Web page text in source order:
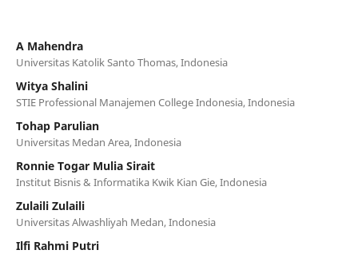
A Mahendra
Universitas Katolik Santo Thomas, Indonesia
Witya Shalini
STIE Professional Manajemen College Indonesia, Indonesia
Tohap Parulian
Universitas Medan Area, Indonesia
Ronnie Togar Mulia Sirait
Institut Bisnis & Informatika Kwik Kian Gie, Indonesia
Zulaili Zulaili
Universitas Alwashliyah Medan, Indonesia
Ilfi Rahmi Putri